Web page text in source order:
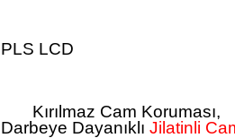
PLS LCD
Kırılmaz Cam Koruması,
Darbeye Dayanıklı Jilatinli